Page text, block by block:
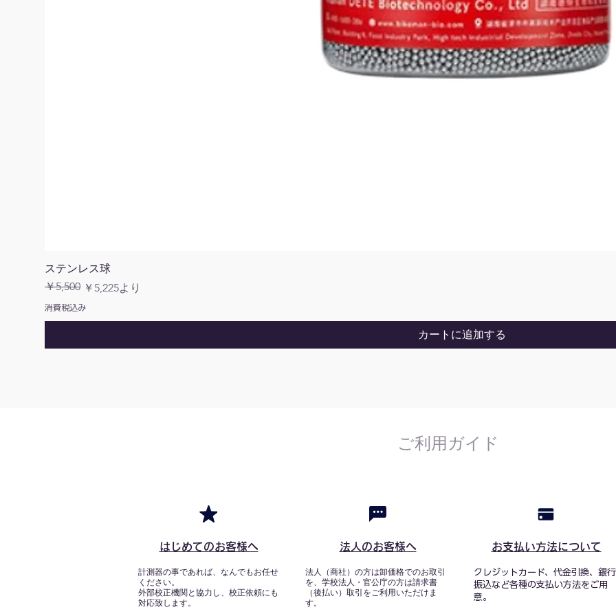
ステンレス球
通常価格
￥5,500 ￥5,225より
セール価格
消費税込み
カートに追加する
ご利用ガイド
はじめてのお客様へ
計測器の事であれば、なんでもお任せ
ください。
外部校正機関と協力し、校正依頼にも
対応致します。
法人のお客様へ
法人（商社）の方は卸価格でのお取引
を、学校法人・官公庁の方は請求書
（後払い）取引をご利用いただけま
す。
お支払い方法について
クレジットカード、代金引換、銀行
振込など各種の支払い方法をご用
意。